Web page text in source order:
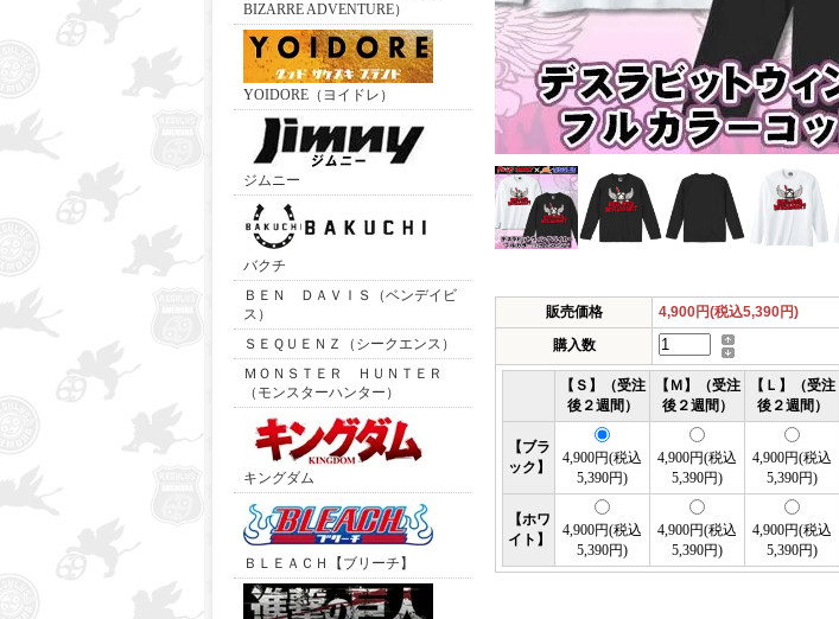
BIZARRE ADVENTURE）
YOIDORE（ヨイドレ）
ジムニー
バクチ
ＢＥＮ ＤＡＶＩＳ（ベンデイビ
ス）
ＳＥＱＵＥＮＺ（シークエンス）
ＭＯＮＳＴＥＲ ＨＵＮＴＥＲ
（モンスターハンター）
キングダム
ＢＬＥＡＣＨ【ブリーチ】
販売価格
4,900円(税込5,390円)
購入数
【Ｓ】（受注
後２週間）
【Ｍ】（受注
後２週間）
【Ｌ】（受注
後２週間）
【ブラ
ック】
4,900円(税込
5,390円)
4,900円(税込
5,390円)
4,900円(税込
5,390円)
【ホワ
イト】
4,900円(税込
5,390円)
4,900円(税込
5,390円)
4,900円(税込
5,390円)